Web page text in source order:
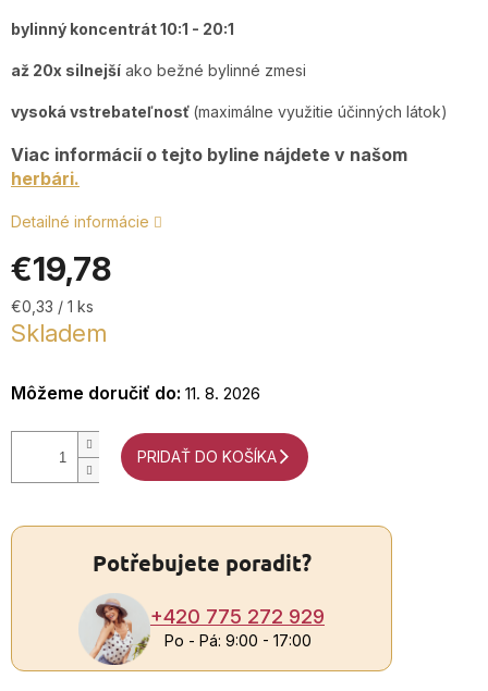
bylinný koncentrát 10:1 - 20:1
až 20x silnejší ako bežné bylinné zmesi
vysoká vstrebateľnosť (maximálne využitie účinných látok)
Viac informácií o tejto byline nájdete v našom
herbári.
Detailné informácie
€19,78
Jednotková
cena:
€0,33 / 1 ks
Skladem
Môžeme doručiť do: 11. 8. 2026
PRIDAŤ DO KOŠÍKA
Potřebujete poradit?
+420 775 272 929
Po - Pá: 9:00 - 17:00